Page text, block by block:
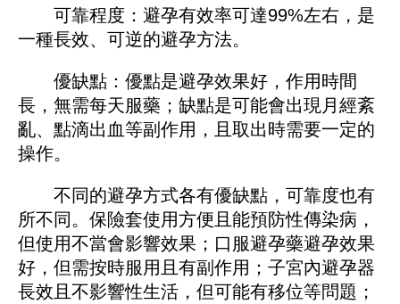
可靠程度：避孕有效率可達99%左右，是
一種長效、可逆的避孕方法。
優缺點：優點是避孕效果好，作用時間
長，無需每天服藥；缺點是可能會出現月經紊
亂、點滴出血等副作用，且取出時需要一定的
操作。
不同的避孕方式各有優缺點，可靠度也有
所不同。保險套使用方便且能預防性傳染病，
但使用不當會影響效果；口服避孕藥避孕效果
好，但需按時服用且有副作用；子宮內避孕器
長效且不影響性生活，但可能有移位等問題；